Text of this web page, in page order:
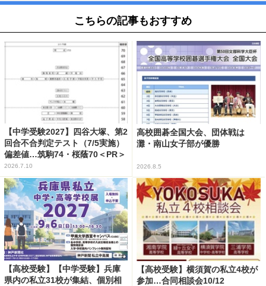
こちらの記事もおすすめ
【中学受験2027】四谷大塚、第2
回合不合判定テスト（7/5実施）
偏差値…筑駒74・桜蔭70＜PR＞
2026.7.10
高校囲碁全国大会、団体戦は
灘・南山女子部が優勝
2026.8.5
【高校受験】【中学受験】兵庫
県内の私立31校が集結、個別相
【高校受験】横須賀の私立4校が
参加…合同相談会10/12